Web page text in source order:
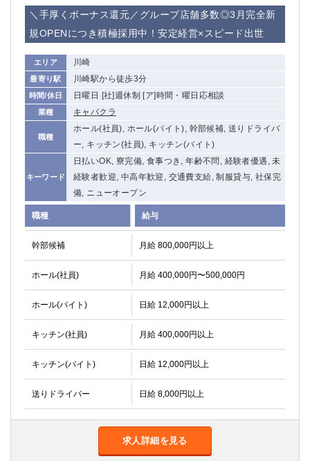
＼手厚くボーナス還元／グループ店舗多数◎3月完全新
規OPENにつき積極採用中！安定経営×スピード出世
エリア 川崎
最寄り駅 川崎駅から徒歩3分
時間/休日 日曜日 [社]週休制 [ア]時間・曜日応相談
業種 キャバクラ
職種
ホール(社員), ホール(バイト), 幹部候補, 送りドライバ
ー, キッチン(社員), キッチン(バイト)
キーワード
日払いOK, 寮完備, 食事つき, 年齢不問, 経験者優遇, 未
経験者歓迎, 中高年歓迎, 交通費支給, 制服貸与, 社保完
備, ニューオープン
職種 給与
幹部候補 月給 800,000円以上
ホール(社員) 月給 400,000円〜500,000円
ホール(バイト) 日給 12,000円以上
キッチン(社員) 月給 400,000円以上
キッチン(バイト) 日給 12,000円以上
送りドライバー 日給 8,000円以上
求人詳細を見る